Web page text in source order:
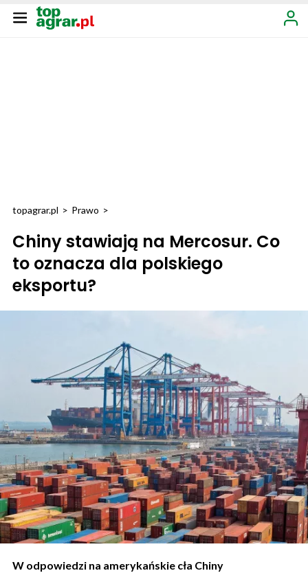
topagrar.pl > Prawo >
Chiny stawiają na Mercosur. Co
to oznacza dla polskiego
eksportu?
W odpowiedzi na amerykańskie cła Chiny